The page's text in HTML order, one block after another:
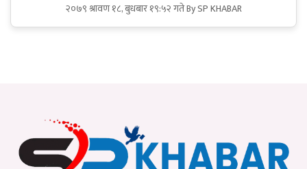
२०७९ श्रावण १८, बुधबार १९:५२ गतेBy SP KHABAR